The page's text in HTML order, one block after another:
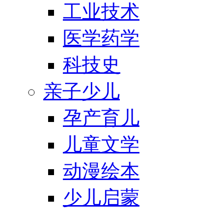
工业技术
医学药学
科技史
亲子少儿
孕产育儿
儿童文学
动漫绘本
少儿启蒙